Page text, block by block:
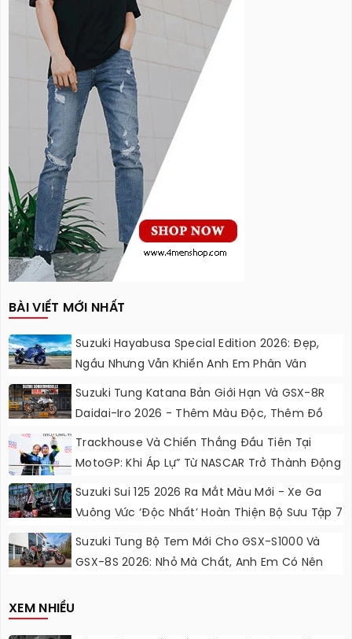
BÀI VIẾT MỚI NHẤT
Suzuki Hayabusa Special Edition 2026: Đẹp,
Ngầu Nhưng Vẫn Khiến Anh Em Phân Vân
Suzuki Tung Katana Bản Giới Hạn Và GSX-8R
Daidai-Iro 2026 - Thêm Màu Độc, Thêm Đồ
Chơi, Thêm Cá Tính
Trackhouse Và Chiến Thắng Đầu Tiên Tại
MotoGP: Khi Áp Lự” Từ NASCAR Trở Thành Động
Lực Ngọt Ngào
Suzuki Sui 125 2026 Ra Mắt Màu Mới - Xe Ga
Vuông Vức ‘độc Nhất’ Hoàn Thiện Bộ Sưu Tập 7
Sắc Cầu Vồng
Suzuki Tung Bộ Tem Mới Cho GSX-S1000 Và
GSX-8S 2026: Nhỏ Mà Chất, Anh Em Có Nên
XEM NHIỀU